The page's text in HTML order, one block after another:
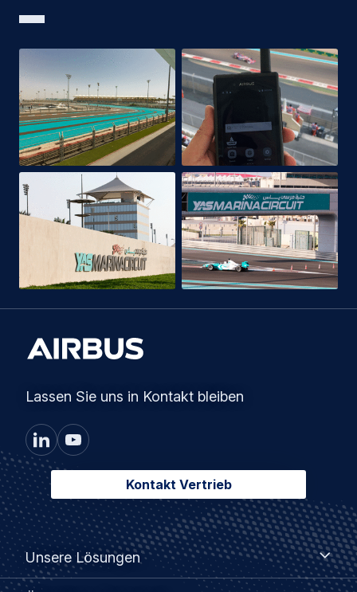
Lassen Sie uns in Kontakt bleiben
Kontakt Vertrieb
Footer
menu
Unsere Lösungen
Unsere
Lösungen
Öffentliche